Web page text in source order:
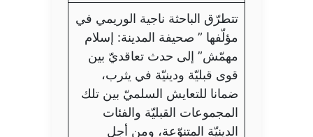
تتطرّق الباحثة ناجية الوريمي في
مؤلّفها ” صحيفة المدينة: إسلام
مهمّش” إلى حدث تعاقديّ بين
قوى قبليّة ودينيّة في يثرب،
ضمانا للتعايش السلميّ بين تلك
المجموعات القبليّة والفئات
الدينيّة المتنوّعة، ومن أجل